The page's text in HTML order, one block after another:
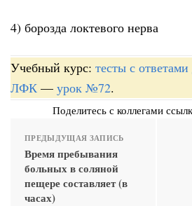
4) борозда локтевого нерва
Учебный курс: тесты с
ЛФК — урок №72.
Поделитесь с коллегами
ПРЕДЫДУЩАЯ ЗАПИСЬ
Время пребывания
больных в соляной
пещере составляет (в
часах)